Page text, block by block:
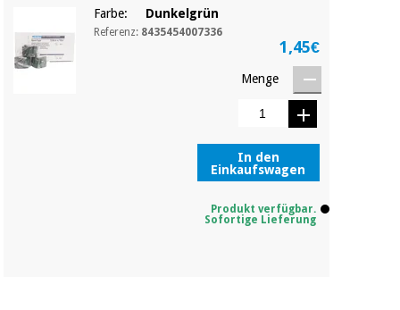
Farbe: Dunkelgrün
Referenz: 8435454007336
1,45€
Menge
In den
Einkaufswagen
Produkt verfügbar.
Sofortige Lieferung